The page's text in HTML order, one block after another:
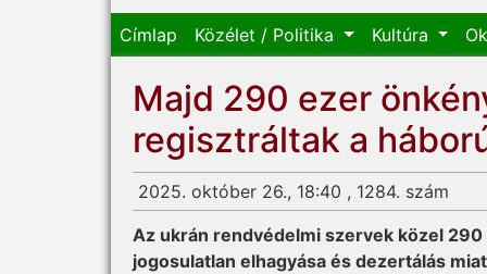
Címlap Közélet / Politika Kultúra
Majd 290 ezer
regisztráltak a
2025. október 26., 18:40 , 1284. szám
Az ukrán rendvédelmi szervek közel
jogosulatlan elhagyása és dezertálás